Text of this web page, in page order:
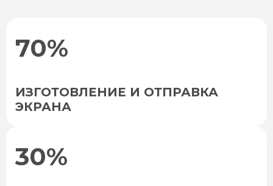
70%
ИЗГОТОВЛЕНИЕ И ОТПРАВКА
ЭКРАНА
30%